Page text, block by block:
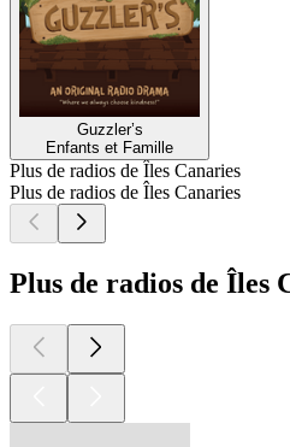
Guzzler’s
Enfants et Famille
Plus de radios de Îles Canaries
Plus de radios de Îles Canaries
Plus de radios de Îles